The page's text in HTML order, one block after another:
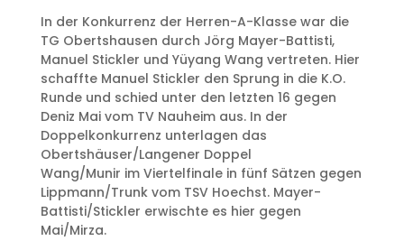
In der Konkurrenz der Herren-A-Klasse war die
TG Obertshausen durch Jörg Mayer-Battisti,
Manuel Stickler und Yüyang Wang vertreten. Hier
schaffte Manuel Stickler den Sprung in die K.O.
Runde und schied unter den letzten 16 gegen
Deniz Mai vom TV Nauheim aus. In der
Doppelkonkurrenz unterlagen das
Obertshäuser/Langener Doppel
Wang/Munir im Viertelfinale in fünf Sätzen gegen
Lippmann/Trunk vom TSV Hoechst. Mayer-
Battisti/Stickler erwischte es hier gegen
Mai/Mirza.